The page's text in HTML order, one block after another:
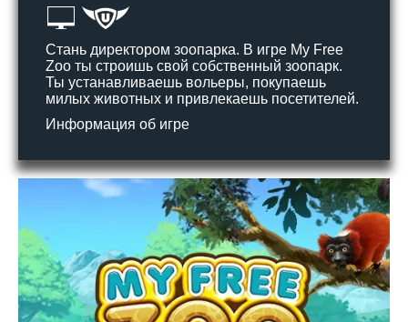
Стань директором зоопарка. В игре My Free
Zoo ты строишь свой собственный зоопарк.
Ты устанавливаешь вольеры, покупаешь
милых животных и привлекаешь посетителей.
Информация об игре